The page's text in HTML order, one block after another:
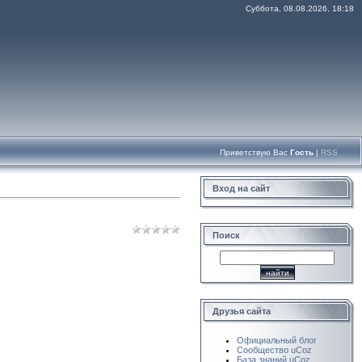
Суббота, 08.08.2026, 18:18
Приветствую Вас Гость | RSS
Вход на сайт
Поиск
Друзья сайта
Официальный блог
Сообщество uCoz
База знаний uCoz